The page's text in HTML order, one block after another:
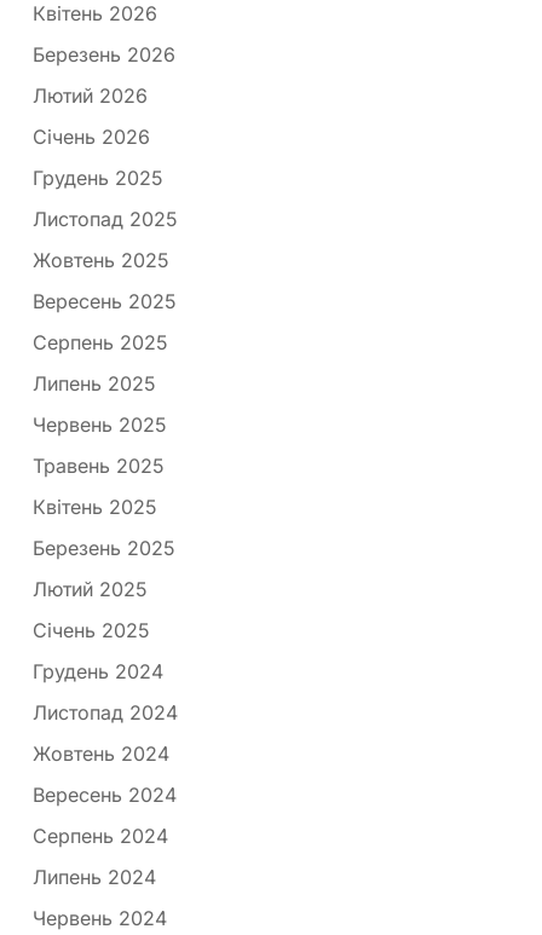
Квітень 2026
Березень 2026
Лютий 2026
Січень 2026
Грудень 2025
Листопад 2025
Жовтень 2025
Вересень 2025
Серпень 2025
Липень 2025
Червень 2025
Травень 2025
Квітень 2025
Березень 2025
Лютий 2025
Січень 2025
Грудень 2024
Листопад 2024
Жовтень 2024
Вересень 2024
Серпень 2024
Липень 2024
Червень 2024